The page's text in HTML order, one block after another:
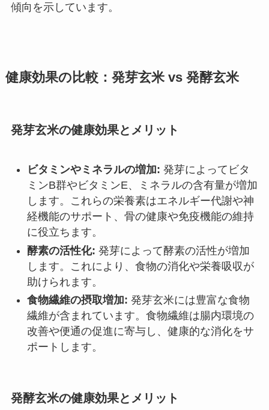
傾向を示しています。
健康効果の比較：発芽玄米 vs 発酵玄米
発芽玄米の健康効果とメリット
ビタミンやミネラルの増加: 発芽によってビタ
ミンB群やビタミンE、ミネラルの含有量が増加
します。これらの栄養素はエネルギー代謝や神
経機能のサポート、骨の健康や免疫機能の維持
に役立ちます。
酵素の活性化: 発芽によって酵素の活性が増加
します。これにより、食物の消化や栄養吸収が
助けられます。
食物繊維の摂取増加: 発芽玄米には豊富な食物
繊維が含まれています。食物繊維は腸内環境の
改善や便通の促進に寄与し、健康的な消化をサ
ポートします。
発酵玄米の健康効果とメリット